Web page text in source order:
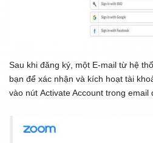
Sau khi đăng ký, một E-mail từ hệ
bạn để xác nhận và kích hoạt tài
vào nút Activate Account trong email